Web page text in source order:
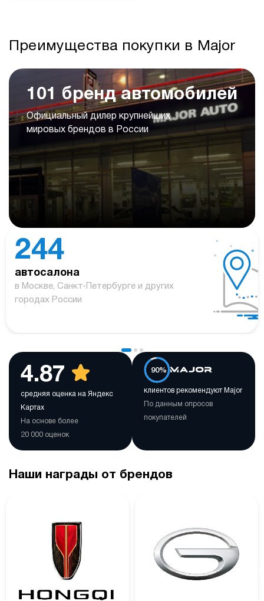
Преимущества покупки в Major
101 бренд автомобилей
Официальный дилер крупнейших
мировых брендов в России
244
автосалона
в Москве, Санкт-Петербурге и других
городах России
4.87
средняя оценка на Яндекс
Картах
На основе более
20 000 оценок
90%
клиентов рекомендуют Major
По данным опросов
покупателей
Наши награды от брендов